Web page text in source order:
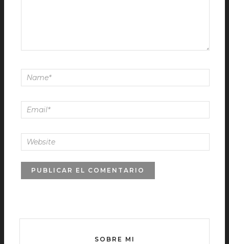
SOBRE MI